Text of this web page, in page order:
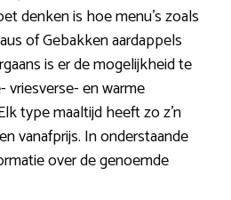
denken is hoe menu’s zoals
of Gebakken aardappels
is er de mogelijkheid te
en warme
type maaltijd heeft zo z’n
vanafprijs. In onderstaande
over de genoemde